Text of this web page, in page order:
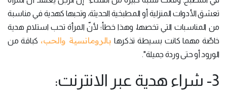
تعشق الأدوات المنزلية أو المطبخية الحديثة، وتحبها كهدية في مناسبة
من المناسبات التي تخصها، وهذا خطأ؛ لأنّ المرأة تحب استلام هدية
خاصّة مهما كانت بسيطة تذكرها بالرومانسية والحب، كباقة من
الورود أو حتى وردة جميلة".
3- شراء هدية عبر الانترنت: